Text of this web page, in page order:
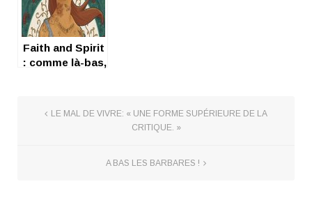
Faith and Spirit
: comme là-bas,
LE MAL DE VIVRE: « UNE FORME SUPÉRIEURE DE LA
CRITIQUE. »
A BAS LES BARBARES !